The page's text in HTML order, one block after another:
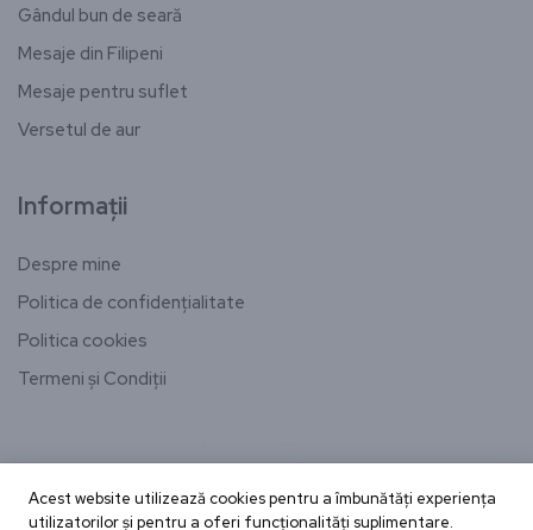
Gândul bun de seară
Mesaje din Filipeni
Mesaje pentru suflet
Versetul de aur
Informații
Despre mine
Politica de confidențialitate
Politica cookies
Termeni și Condiții
Acest website utilizează cookies pentru a îmbunătăți experiența
utilizatorilor și pentru a oferi funcționalități suplimentare.